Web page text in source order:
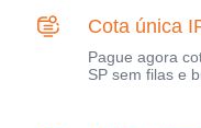
Cota única
Pague agora
SP sem filas e